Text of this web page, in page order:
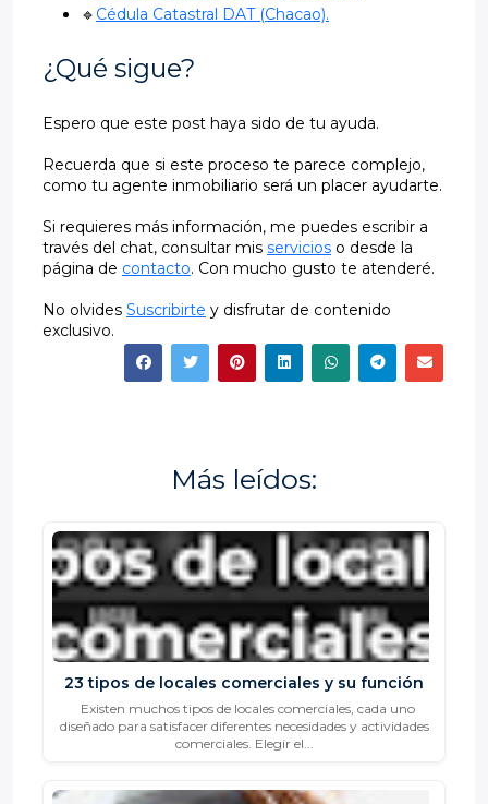
🔹 Cédula Catastral DAT (Chacao).
¿Qué sigue?
Espero que este post haya sido de tu ayuda.
Recuerda que si este proceso te parece complejo,
como tu agente inmobiliario será un placer ayudarte.
Si requieres más información, me puedes escribir a
través del chat, consultar mis servicios o desde la
página de contacto. Con mucho gusto te atenderé.
No olvides Suscribirte y disfrutar de contenido
exclusivo.
Más leídos:
23 tipos de locales comerciales y su función
Existen muchos tipos de locales comerciales, cada uno
diseñado para satisfacer diferentes necesidades y actividades
comerciales. Elegir el...